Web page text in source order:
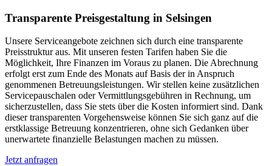
Transparente Preisgestaltung in Selsingen
Unsere Serviceangebote zeichnen sich durch eine transparente
Preisstruktur aus. Mit unseren festen Tarifen haben Sie die
Möglichkeit, Ihre Finanzen im Voraus zu planen. Die Abrechnung
erfolgt erst zum Ende des Monats auf Basis der in Anspruch
genommenen Betreuungsleistungen. Wir stellen keine zusätzlichen
Servicepauschalen oder Vermittlungsgebühren in Rechnung, um
sicherzustellen, dass Sie stets über die Kosten informiert sind. Dank
dieser transparenten Vorgehensweise können Sie sich ganz auf die
erstklassige Betreuung konzentrieren, ohne sich Gedanken über
unerwartete finanzielle Belastungen machen zu müssen.
Jetzt anfragen